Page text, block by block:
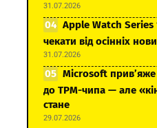
31.07.2026
Apple Watch Series
чекати від осінніх
31.07.2026
Microsoft
до TPM-чипа — але
стане
29.07.2026